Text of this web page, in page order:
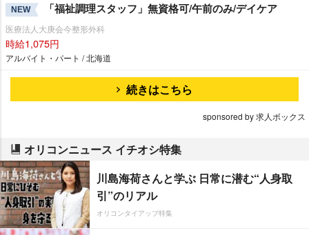
NEW 「福祉調理スタッフ」無資格可/午前のみ/デイケア
医療法人大庚会今整形外科
時給1,075円
アルバイト・パート / 北海道
続きはこちら
sponsored by 求人ボックス
オリコンニュース イチオシ特集
川島海荷さんと学ぶ 日常に潜む“人身取
引”のリアル
オリコンタイアップ特集